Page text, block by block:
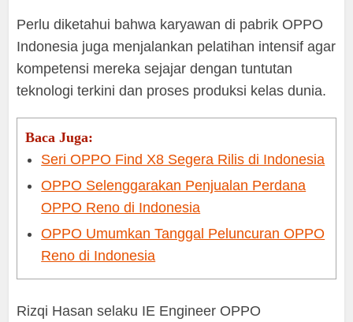
Perlu diketahui bahwa karyawan di pabrik OPPO
Indonesia juga menjalankan pelatihan intensif agar
kompetensi mereka sejajar dengan tuntutan
teknologi terkini dan proses produksi kelas dunia.
Baca Juga:
Seri OPPO Find X8 Segera Rilis di Indonesia
OPPO Selenggarakan Penjualan Perdana
OPPO Reno di Indonesia
OPPO Umumkan Tanggal Peluncuran OPPO
Reno di Indonesia
Rizqi Hasan selaku IE Engineer OPPO